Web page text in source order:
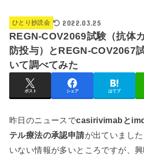
ひとり抄読会 2022.03.25
REGN-COV2069試験（抗体
防投与）とREGN-COV2067
いて調べてみた
ポスト シェア はてブ
昨日のニュースでcasirivimabと
テル療法の承認申請が出ていまし
いない情報が多いところですが、